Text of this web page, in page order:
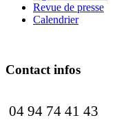
Revue de presse
Calendrier
Contact infos
04 94 74 41 43